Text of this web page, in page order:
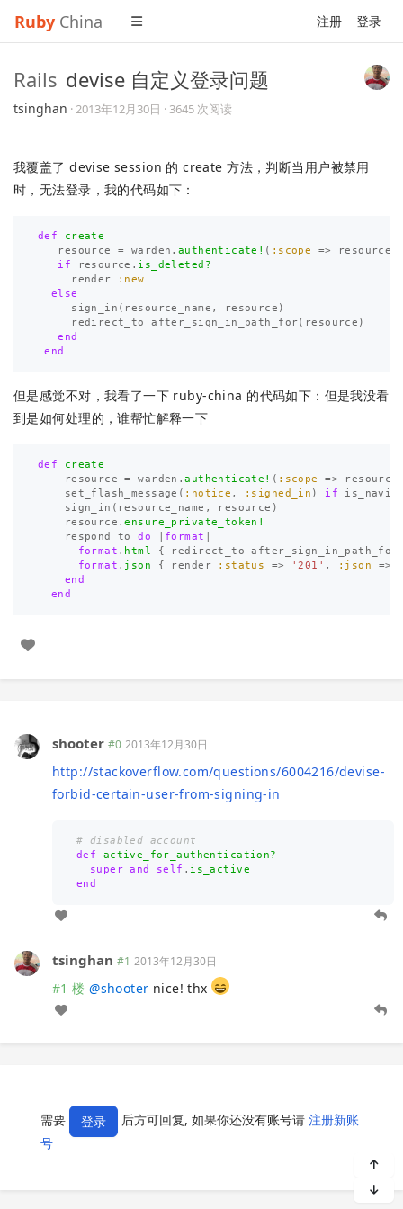
Ruby China 注册 登录
Rails devise 自定义登录问题
tsinghan ·2013年12月30日 · 3645 次阅读
我覆盖了 devise session 的 create 方法，判断当用户被禁用
时，无法登录，我的代码如下：
def
create
resource
= warden . authenticate! ( :scope =>
if
resource . is_deleted?
render
:new
else
sign_in ( resource_name , resource )
redirect_to
after_sign_in_path_for( resource )
end
end
但是感觉不对，我看了一下 ruby-china 的代码如下：但是我没看
到是如何处理的，谁帮忙解释一下
def
create
resource
= warden .authenticate! ( :scope =>
set_flash_message ( :notice , :signed_in ) if
sign_in ( resource_name , resource )
resource .ensure_private_token!
respond_to
do format
format . html { redirect_to after_sign_in_path_for
format . json { render :status => '201' , :json =>
end
end
shooter #0 2013年12月30日
http://stackoverflow.com/questions/6004216/devise-
forbid-certain-user-from-signing-in
# disabled account
def
active_for_authentication?
super and self . is_active
end
tsinghan #1 2013年12月30日
#1 楼 @shooter nice! thx
需要 登录 后方可回复, 如果你还没有账号请 注册新账
号